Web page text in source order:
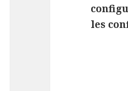
les